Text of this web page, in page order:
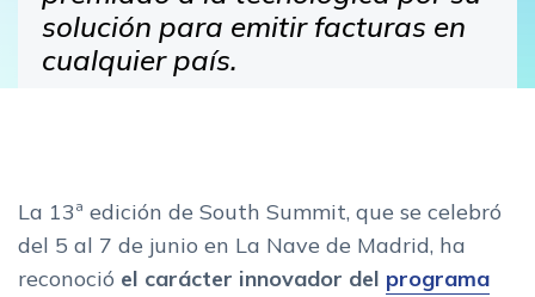
solución para emitir facturas en
cualquier país.
La 13ª edición de South Summit, que se celebró
del 5 al 7 de junio en La Nave de Madrid, ha
reconoció el carácter innovador del programa